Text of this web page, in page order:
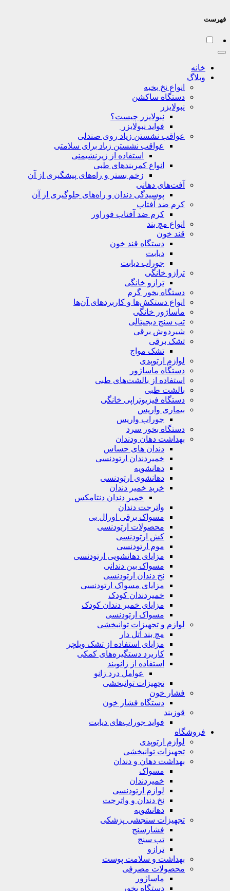
فهرست
خانه
وبلاگ
انواع نخ بخیه
دستگاه ساکشن
نبولایزر
نبولایزر چیست؟
فواید نبولایزر
عواقب نشستن زیاد روی صندلی
عواقب نشستن زیاد برای سلامتی
استفاده از زیرنشیمنی
انواع کمربندهای طبی
زخم بستر و راه‌های پیشگیری از آن
آفت‌های دهانی
پوسیدگی دندان و راه‌های جلوگیری از آن
کرم ضد آفتاب
کرم ضد آفتاب فوراور
انواع مچ بند
قند خون
دستگاه قند خون
دیابت
جوراب دیابت
ترازو خانگی
ترازو خانگی
دستگاه بخور گرم
انواع دستکش‌ها و کاربردهای آن‌ها
ماساژور خانگی
تب سنج دیجیتالی
شیردوش برقی
تشک برقی
تشک مواج
لوازم ارتوپدی
دستگاه ماساژور
استفاده از بالشت‌های طبی
بالشت‌ طبی
دستگاه فیزیوتراپی خانگی
بیماری واریس
جوراب واریس
دستگاه‌ بخور سرد
بهداشت دهان ودندان
دندان های حساس
خمیردندان ارتودنسی
دهانشویه‌
دهانشوی ارتودنسی
خرید خمیر دندان
خمیر دندان دنتامکس
واترجت دندان
مسواک برقی اورال بی
محصولات ارتودنسی
کش ارتودنسی
موم ارتودنسی
مزایای دهانشویی ارتودنسی
مسواک بین دندانی
نخ دندان ارتودنسی
مزایای مسواک ارتودنسی
خمیردندان کودک
مزایای خمیر دندان کودک
مسواک ارتودنسی
لوازم و تجهیزات توانبخشی
مچ بند آتل دار
مزایای استفاده از تشک ویلچر
کاربرد دستگیره‌های کمکی
استفاده از زانوبند
عوامل درد زانو
تجهیزات توانبخشی
فشار خون
دستگاه فشار خون
قوزبند
فواید جوراب‌های دیابت
فروشگاه
لوازم ارتوپدی
تحهیزات توانبخشی
بهداشت دهان و دندان
مسواک
خمیردندان
لوازم ارتودنسی
نخ دندان و واترجت
دهانشویه
تجهیزات سنجشی پزشکی
فشارسنج
تب سنج
ترازو
بهداشت و سلامت پوست
محصولات مصرفی
ماساژور
دستگاه بخور